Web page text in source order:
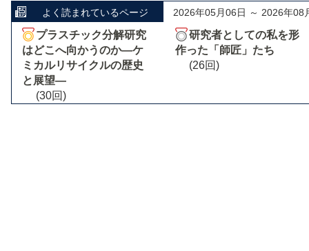
よく読まれているページ 2026年05月06日 ～ 2026年08
プラスチック分解研究
はどこへ向かうのか―ケ
ミカルリサイクルの歴史
と展望―
(30回)
研究者としての私を形
作った「師匠」たち
(26回)